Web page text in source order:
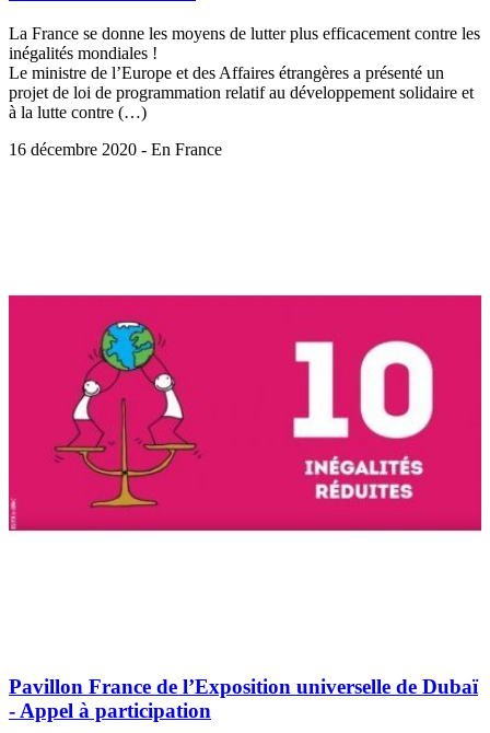
La France se donne les moyens de lutter plus efficacement contre les
inégalités mondiales !
Le ministre de l’Europe et des Affaires étrangères a présenté un
projet de loi de programmation relatif au développement solidaire et
à la lutte contre (…)
16 décembre 2020 - En France
Pavillon France de l’Exposition universelle de Dubaï
- Appel à participation